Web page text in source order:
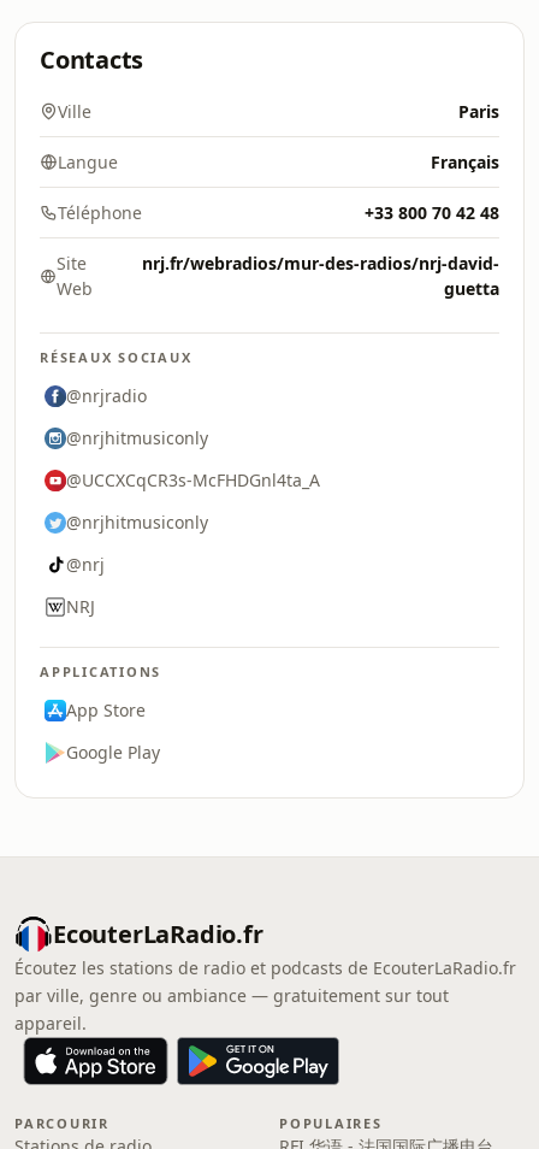
Contacts
Ville Paris
Langue Français
Téléphone +33 800 70 42 48
Site
Web
nrj.fr/webradios/mur-des-radios/nrj-david-
guetta
RÉSEAUX SOCIAUX
@nrjradio
@nrjhitmusiconly
@UCCXCqCR3s-McFHDGnl4ta_A
@nrjhitmusiconly
@nrj
NRJ
APPLICATIONS
App Store
Google Play
EcouterLaRadio.fr
Écoutez les stations de radio et podcasts de EcouterLaRadio.fr
par ville, genre ou ambiance — gratuitement sur tout
appareil.
PARCOURIR POPULAIRES